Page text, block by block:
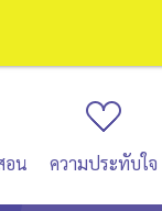
อน ความประทับใจ